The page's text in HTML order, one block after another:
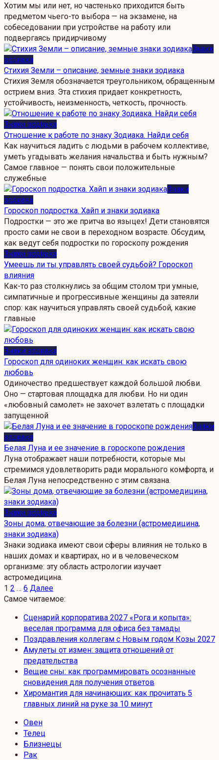
Хотим мы или нет, но частенько приходится быть
предметом чьего-то выбора — на экзамене, на
собеседовании при устройстве на работу или
подвергаясь придирчивому
Знаки
зодиака
Стихия Земли – описание, земные знаки зодиака
Стихия Земля обозначается треугольником, обращенным
острием вниз. Эта стихия придает конкретность,
устойчивость, неизменность, четкость, прочность.
Знаки зодиака
Отношение к работе по знаку Зодиака. Найди себя
Как научиться ладить с людьми в рабочем коллективе,
уметь угадывать желания начальства и быть нужным?
Самое главное — понять свои положительные
служебные
Знаки
зодиака
Гороскоп подростка. Хайп и знаки зодиака
Подростки — это же притча во языцех! Дети становятся
просто сами не свои в переходном возрасте. Обсудим,
как ведут себя подростки по гороскопу рождения
Знаки зодиака
Умеешь ли ты управлять своей судьбой? Гороскоп
влияния
Как-то раз столкнулись за общим столом три умные,
симпатичные и прогрессивные женщины да затеяли
спор: как научиться управлять своей судьбой, какие
главные
Знаки зодиака
Гороскоп для одиноких женщин: как искать свою
любовь
Одиночество предшествует каждой большой любви.
Оно — стартовая площадка для любви. Но ни один
«любовный самолет» не захочет взлетать с площадки
запущенной
Знаки
зодиака
Белая Луна и ее значение в гороскопе рождения
Луна отображает наши потребности, которые мы
стремимся удовлетворить ради морального комфорта, и
Белая Луна непосредственно с этим связана.
Знаки зодиака
Зоны дома, отвечающие за болезни (астромедицина,
знаки зодиака)
Знаки зодиака имеют свои сферы влияния не только в
наших домах и квартирах, но и в человеческом
организме: эту область астрологии изучает
астромедицина.
Пагинация
записей
1 2 … 6 Далее
Самое читаемое:
Сценарий корпоратива 2027 «Рога и копыта»:
веселая программа для офиса без тамады
Поздравления коллегам с Новым годом Козы 2027
Амулеты от измен: защита отношений от
предательства
Вещие сны: как программировать осознанные
сновидения для получения ответов
Хиромантия для начинающих: как прочитать 5
главных линий на руке за 10 минут
Овен
Телец
Близнецы
Рак